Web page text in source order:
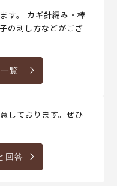
す。 カギ針編み・棒
の刺し方などがござ
覧
しております。ぜひ
回答